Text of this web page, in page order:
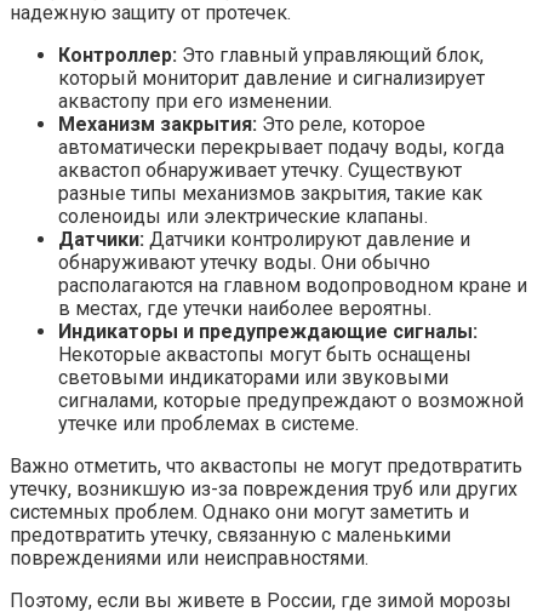
надежную защиту от протечек.
Контроллер: Это главный управляющий блок,
который мониторит давление и сигнализирует
аквастопу при его изменении.
Механизм закрытия: Это реле, которое
автоматически перекрывает подачу воды, когда
аквастоп обнаруживает утечку. Существуют
разные типы механизмов закрытия, такие как
соленоиды или электрические клапаны.
Датчики: Датчики контролируют давление и
обнаруживают утечку воды. Они обычно
располагаются на главном водопроводном кране и
в местах, где утечки наиболее вероятны.
Индикаторы и предупреждающие сигналы:
Некоторые аквастопы могут быть оснащены
световыми индикаторами или звуковыми
сигналами, которые предупреждают о возможной
утечке или проблемах в системе.
Важно отметить, что аквастопы не могут предотвратить
утечку, возникшую из-за повреждения труб или других
системных проблем. Однако они могут заметить и
предотвратить утечку, связанную с маленькими
повреждениями или неисправностями.
Поэтому, если вы живете в России, где зимой морозы